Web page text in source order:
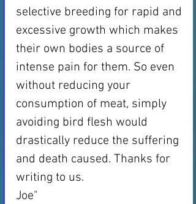
selective breeding for rapid and
excessive growth which makes
their own bodies a source of
intense pain for them. So even
without reducing your
consumption of meat, simply
avoiding bird flesh would
drastically reduce the suffering
and death caused. Thanks for
writing to us.
Joe"